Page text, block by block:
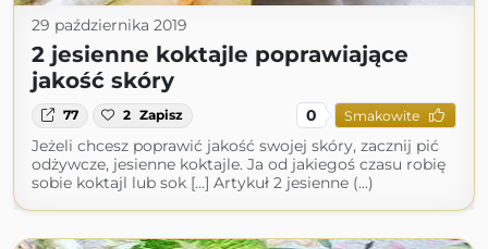
29 października 2019
2 jesienne koktajle poprawiające
jakość skóry
77 2 Zapisz 0 Smakowite
Jeżeli chcesz poprawić jakość swojej skóry, zacznij pić
odżywcze, jesienne koktajle. Ja od jakiegoś czasu robię
sobie koktajl lub sok […] Artykuł 2 jesienne (...)